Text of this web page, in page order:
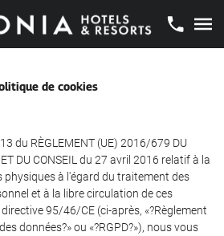
de cookies
du RÈGLEMENT (UE) 2016/679 DU
DU CONSEIL du 27 avril 2016 relatif à la
physiques à l'égard du traitement des
et à la libre circulation de ces
95/46/CE (ci-après, «?Règlement
données?» ou «?RGPD?»), nous vous